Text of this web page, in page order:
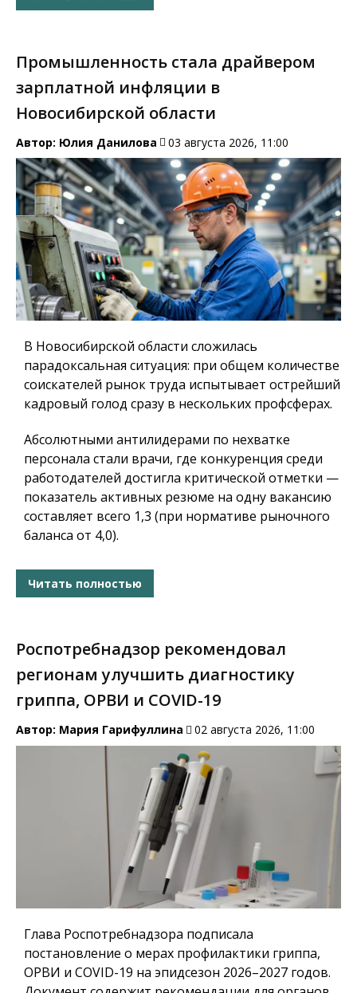
Промышленность стала драйвером
зарплатной инфляции в
Новосибирской области
Автор: Юлия Данилова 03 августа 2026, 11:00
В Новосибирской области сложилась
парадоксальная ситуация: при общем количестве
соискателей рынок труда испытывает острейший
кадровый голод сразу в нескольких профсферах.
Абсолютными антилидерами по нехватке
персонала стали врачи, где конкуренция среди
работодателей достигла критической отметки —
показатель активных резюме на одну вакансию
составляет всего 1,3 (при нормативе рыночного
баланса от 4,0).
Читать полностью
Роспотребнадзор рекомендовал
регионам улучшить диагностику
гриппа, ОРВИ и COVID-19
Автор: Мария Гарифуллина 02 августа 2026, 11:00
Глава Роспотребнадзора подписала
постановление о мерах профилактики гриппа,
ОРВИ и COVID-19 на эпидсезон 2026–2027 годов.